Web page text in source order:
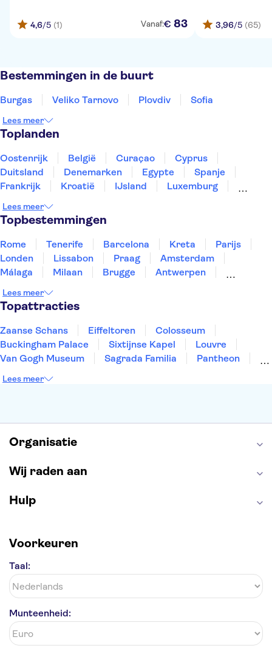
4,6/5 (1) Vanaf:€ 83 3,96/5 (65)
Bestemmingen in de buurt
Burgas Veliko Tarnovo Plovdiv Sofia
Lees meer
Toplanden
Oostenrijk België Curaçao
Cyprus
Duitsland
Denemarken Egypte
Spanje
Frankrijk
Kroatië IJsland
Luxemburg
Slovenië
Thailand
Lees meer
Topbestemmingen
Rome Tenerife Barcelona Kreta
Parijs
Londen
Lissabon Praag
Amsterdam
Málaga
Milaan Brugge
Antwerpen
Eindhoven
Lees meer
Topattracties
Zaanse Schans Eiffeltoren
Colosseum
Buckingham Palace
Sixtijnse Kapel
Louvre
Van Gogh Museum
Sagrada Familia
Pantheon
Keukenhof
Lees meer
Organisatie
Wij raden aan
Hulp
Voorkeuren
Taal:
Munteenheid: